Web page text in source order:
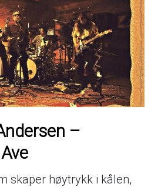
–
skaper høytrykk i kålen,